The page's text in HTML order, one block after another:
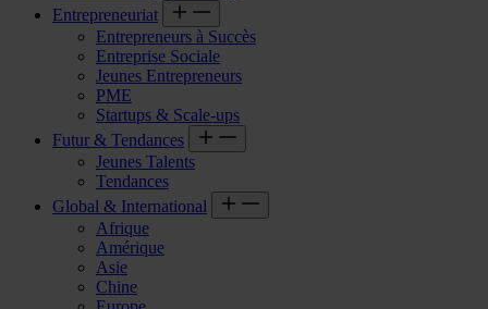
Entrepreneuriat
Entrepreneurs à Succès
Entreprise Sociale
Jeunes Entrepreneurs
PME
Startups & Scale-ups
Futur & Tendances
Jeunes Talents
Tendances
Global & International
Afrique
Amérique
Asie
Chine